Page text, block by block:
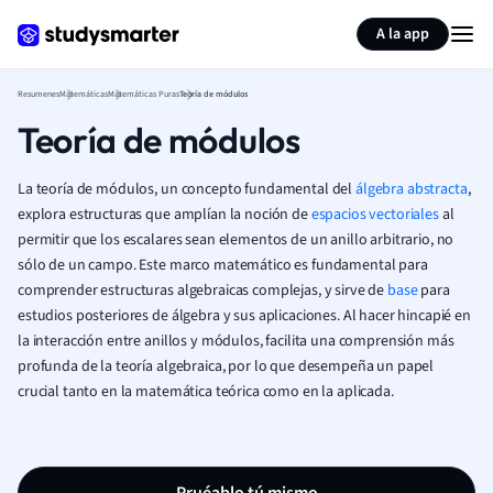
A la app
ResumenesMatemáticasMatemáticas PurasTeoría de módulos
Teoría de módulos
La teoría de módulos, un concepto fundamental del álgebra abstracta,
explora estructuras que amplían la noción deespacios vectorialesal
permitir que los escalares sean elementos de un anillo arbitrario, no
sólo de un campo. Este marco matemático es fundamental para
comprender estructuras algebraicas complejas, y sirve de basepara
estudios posteriores de álgebra y sus aplicaciones. Al hacer hincapié en
la interacción entre anillos y módulos, facilita una comprensión más
profunda de la teoría algebraica, por lo que desempeña un papel
crucial tanto en la matemática teórica como en la aplicada.
Resumir página